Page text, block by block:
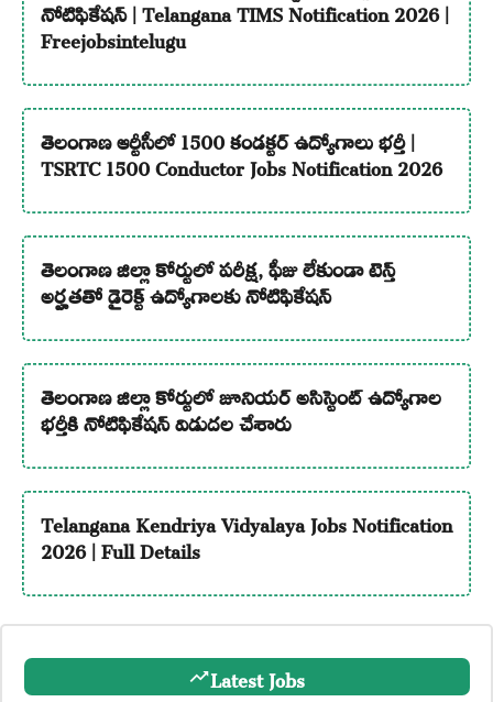
నోటిఫికేషన్ | Telangana TIMS Notification 2026 |
Freejobsintelugu
తెలంగాణ ఆర్టీసీలో 1500 కండక్టర్ ఉద్యోగాలు భర్తీ |
TSRTC 1500 Conductor Jobs Notification 2026
తెలంగాణ జిల్లా కోర్టులో పరీక్ష, ఫీజు లేకుండా టెన్త్
అర్హతతో డైరెక్ట్ ఉద్యోగాలకు నోటిఫికేషన్
తెలంగాణ జిల్లా కోర్టులో జూనియర్ అసిస్టెంట్ ఉద్యోగాల
భర్తీకి నోటిఫికేషన్ విడుదల చేశారు
Telangana Kendriya Vidyalaya Jobs Notification
2026 | Full Details
Latest Jobs